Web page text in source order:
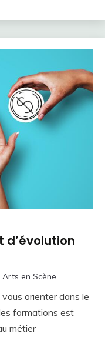
d’évolution
en Scène
orienter dans le
formations est
métier